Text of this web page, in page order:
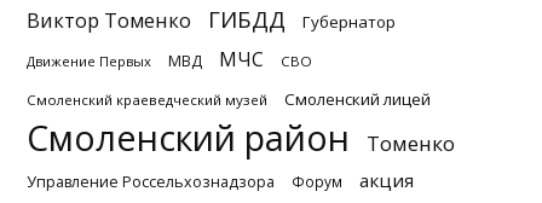
Виктор Томенко ГИБДД Губернатор
Движение Первых МВД МЧС СВО
Смоленский краеведческий музей Смоленский лицей
Смоленский район Томенко
Управление Россельхознадзора Форум акция